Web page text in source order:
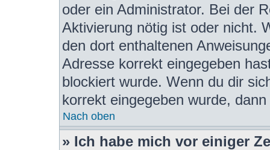
oder ein Administrator. Bei der
Aktivierung nötig ist oder nicht.
den dort enthaltenen
Adresse korrekt eingegeben
blockiert wurde. Wenn du dir
korrekt eingegeben wurde,
Nach oben
» Ich habe mich vor einiger